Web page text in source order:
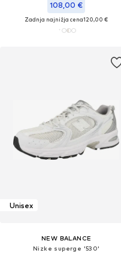
108,00 €
Zadnja najnižja cena120,00 €
Unisex
NEW BALANCE
Nizke superge '530'